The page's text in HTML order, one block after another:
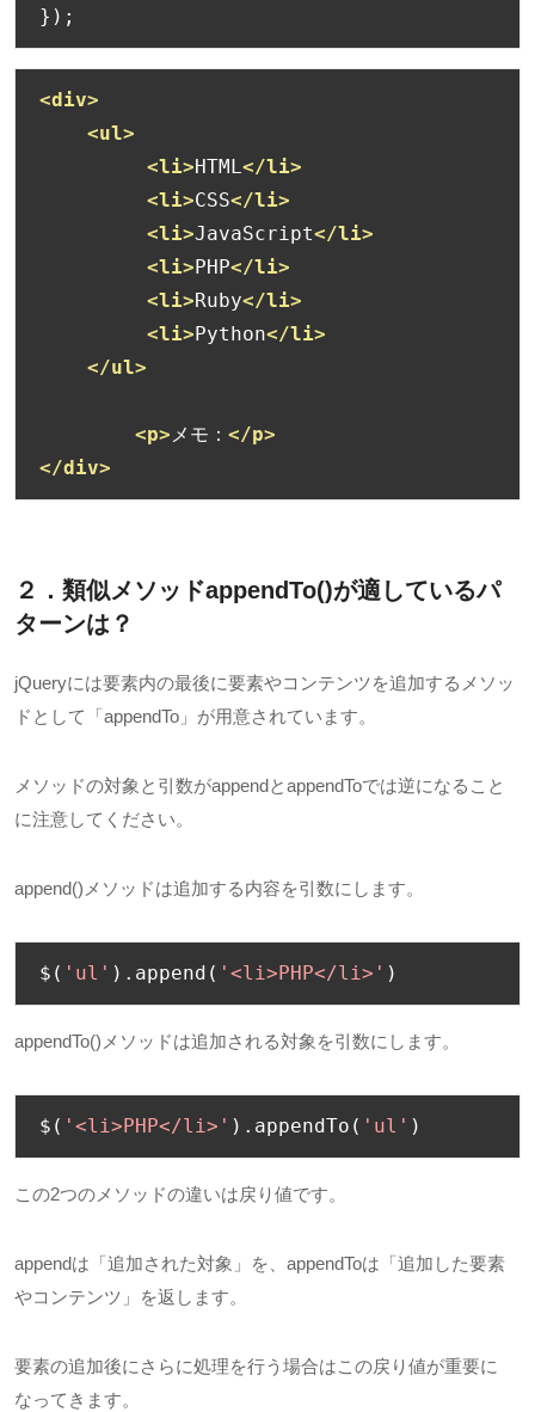
});
<div>
<ul>
<li>HTML</li>
<li>CSS</li>
<li>JavaScript</li>
<li> PHP</li>
<li>Ruby</li>
<li> Python</li>
</ul>
<p>メモ： </p>
</div>
２．類似メソッドappendTo()が適しているパ
ターンは？
jQueryには要素内の最後に要素やコンテンツを追加するメソッ
ドとして「 appendTo 」が用意されています。
メソッドの対象と引数がappend とappendToでは逆になること
に注意してください。
append()メソッドは追加する内容を引数にします。
$ ( 'ul' ). append ( '<li>PHP</li>' )
appendTo()メソッドは追加される対象を引数にします。
$ ( '<li>PHP</li>' ). appendTo ( 'ul' )
この2つのメソッドの違いは戻り値です。
appendは「追加された対象」を、 appendToは「追加した要素
やコンテンツ」を返します。
要素の追加後にさらに処理を行う場合はこの戻り値が重要に
なってきます。